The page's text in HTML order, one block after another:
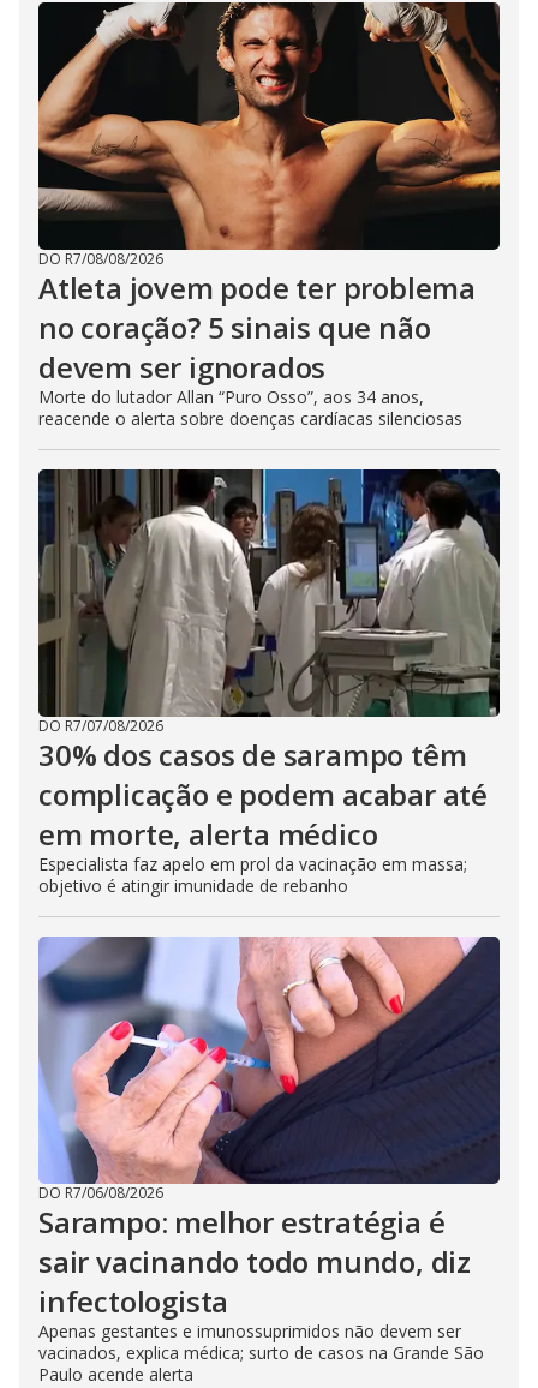
DO R7/08/08/2026
Atleta jovem pode ter problema
no coração? 5 sinais que não
devem ser ignorados
Morte do lutador Allan “Puro Osso”, aos 34 anos,
reacende o alerta sobre doenças cardíacas silenciosas
DO R7/07/08/2026
30% dos casos de sarampo têm
complicação e podem acabar até
em morte, alerta médico
Especialista faz apelo em prol da vacinação em massa;
objetivo é atingir imunidade de rebanho
DO R7/06/08/2026
Sarampo: melhor estratégia é
sair vacinando todo mundo, diz
infectologista
Apenas gestantes e imunossuprimidos não devem ser
vacinados, explica médica; surto de casos na Grande São
Paulo acende alerta